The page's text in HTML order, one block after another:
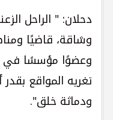
دحلان: " الراحل
وشاقة، قاضيًا
وعضوًا مؤسسًا في
تغريه المواقع بقدر
ودماثة خلق".